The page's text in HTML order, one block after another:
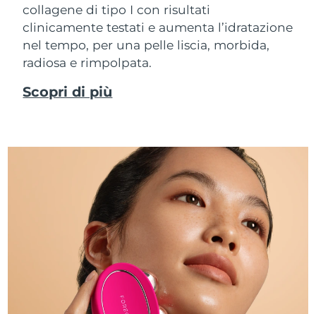
collagene di tipo I con risultati
clinicamente testati e aumenta l’idratazione
nel tempo, per una pelle liscia, morbida,
radiosa e rimpolpata.
Scopri di più